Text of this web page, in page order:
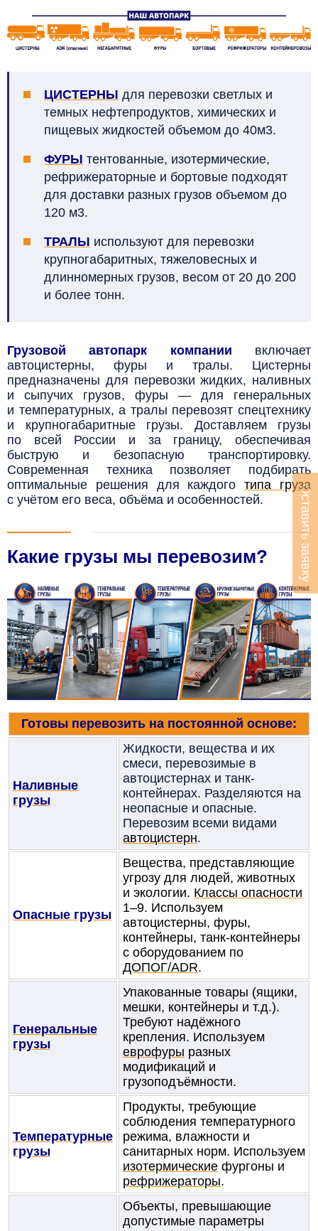
ЦИСТЕРНЫ для перевозки светлых и
темных нефтепродуктов, химических и
пищевых жидкостей объемом до 40м3.
ФУРЫ тентованные, изотермические,
рефрижераторные и бортовые подходят
для доставки разных грузов объемом до
120 м3.
ТРАЛЫ используют для перевозки
крупногабаритных, тяжеловесных и
длинномерных грузов, весом от 20 до 200
и более тонн.
Грузовой автопарк компании включает
автоцистерны, фуры и тралы. Цистерны
предназначены для перевозки жидких, наливных
и сыпучих грузов, фуры — для генеральных
и температурных, а тралы перевозят спецтехнику
и крупногабаритные грузы. Доставляем грузы
по всей России и за границу, обеспечивая
быструю и безопасную транспортировку.
Современная техника позволяет подбирать
оптимальные решения для каждоготипа груза
с учётом его веса, объёма и особенностей.
Какие грузы мы перевозим?
Готовы перевозить на постоянной основе:
Наливные
грузы
Жидкости, вещества и их
смеси, перевозимые в
автоцистернах и танк-
контейнерах. Разделяются на
неопасные и опасные.
Перевозим всеми видами
автоцистерн.
Опасные грузы
Вещества, представляющие
угрозу для людей, животных
и экологии. Классы опасности
1–9. Используем
автоцистерны, фуры,
контейнеры, танк-контейнеры
с оборудованием по
ДОПОГ/ADR.
Генеральные
грузы
Упакованные товары (ящики,
мешки, контейнеры и т.д.).
Требуют надёжного
крепления. Используем
еврофуры разных
модификаций и
грузоподъёмности.
Температурные
грузы
Продукты, требующие
соблюдения температурного
режима, влажности и
санитарных норм. Используем
изотермические фургоны и
рефрижераторы.
Объекты, превышающие
допустимые параметры
Оставить заявку